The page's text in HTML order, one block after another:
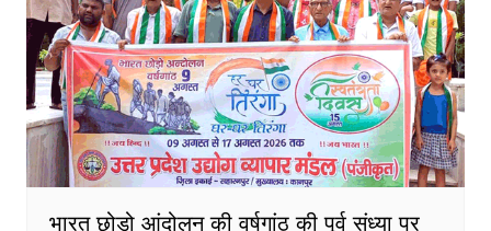
भारत छोड़ो आंदोलन की वर्षगांठ की पूर्व संध्या पर